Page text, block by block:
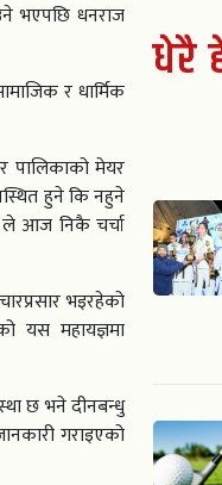
भएपछि धनराज
र धार्मिक
पालिकाको मेयर
हुने कि नहुने
ले आज निकै चर्चा
भइरहेको
यस महायज्ञमा
छ भने दीनबन्धु
गराइएको
धेरै